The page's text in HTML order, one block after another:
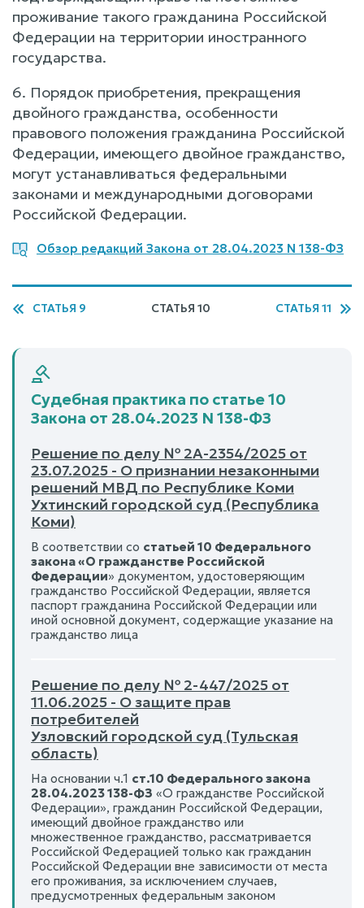
проживание такого гражданина Российской
Федерации на территории иностранного
государства.
6. Порядок приобретения, прекращения
двойного гражданства, особенности
правового положения гражданина Российской
Федерации, имеющего двойное гражданство,
могут устанавливаться федеральными
законами и международными договорами
Российской Федерации.
Обзор редакций Закона от 28.04.2023 N 138-ФЗ
СТАТЬЯ 9 СТАТЬЯ 10 СТАТЬЯ 11
Судебная практика по статье 10
Закона от 28.04.2023 N 138-ФЗ
Решение по делу № 2А-2354/2025 от
23.07.2025 - О признании незаконными
решений МВД по Республике Коми
Ухтинский городской суд (Республика
Коми)
В соответствии со статьей 10 Федерального
закона «О гражданстве Российской
Федерации» документом, удостоверяющим
гражданство Российской Федерации, является
паспорт гражданина Российской Федерации или
иной основной документ, содержащие указание на
гражданство лица
Решение по делу № 2-447/2025 от
11.06.2025 - О защите прав
потребителей
Узловский городской суд (Тульская
область)
На основании ч.1 ст.10 Федерального закона
28.04.2023 138-ФЗ «О гражданстве Российской
Федерации», гражданин Российской Федерации,
имеющий двойное гражданство или
множественное гражданство, рассматривается
Российской Федерацией только как гражданин
Российской Федерации вне зависимости от места
его проживания, за исключением случаев,
предусмотренных федеральным законом